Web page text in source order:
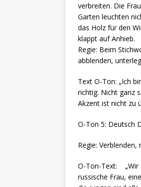
verbreiten. Die
Garten leuchten
das Holz für den
klappt auf Anhieb.
Regie: Beim
abblenden,
Text O-Ton: „Ich
richtig. Nicht ganz
Akzent ist nicht zu
O-Ton 5:
Regie:
O-Ton-Text: „Wir
russische Frau,